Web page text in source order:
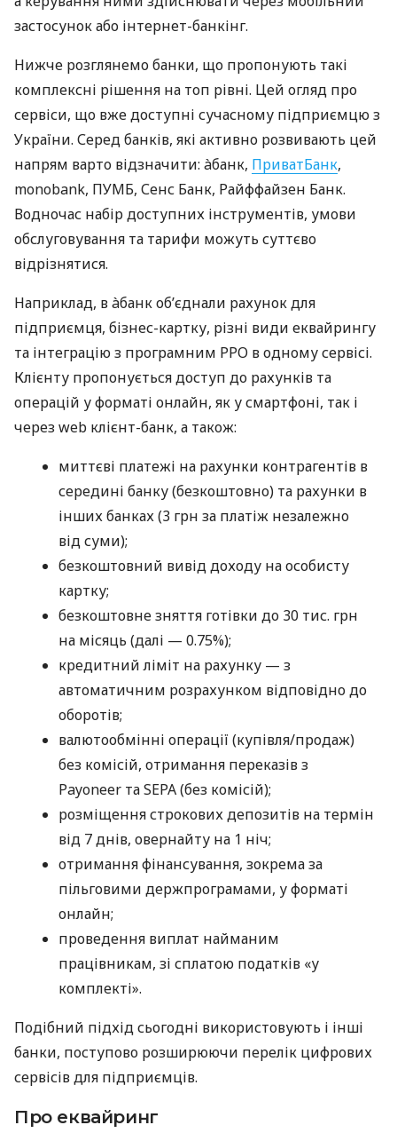
застосунок або інтернет-банкінг.
Нижче розглянемо банки, що пропонують такі
комплексні рішення на топ рівні. Цей огляд про
сервіси, що вже доступні сучасному підприємцю з
України. Серед банків, які активно розвивають цей
напрям варто відзначити: àбанк, ПриватБанк,
monobank, ПУМБ, Сенс Банк, Райффайзен Банк.
Водночас набір доступних інструментів, умови
обслуговування та тарифи можуть суттєво
відрізнятися.
Наприклад, в àбанк об’єднали рахунок для
підприємця, бізнес-картку, різні види еквайрингу
та інтеграцію з програмним РРО в одному сервісі.
Клієнту пропонується доступ до рахунків та
операцій у форматі онлайн, як у смартфоні, так і
через web клієнт-банк, а також:
миттєві платежі на рахунки контрагентів в
середині банку (безкоштовно) та рахунки в
інших банках (3 грн за платіж незалежно
від суми);
безкоштовний вивід доходу на особисту
картку;
безкоштовне зняття готівки до 30 тис. грн
на місяць (далі — 0.75%);
кредитний ліміт на рахунку — з
автоматичним розрахунком відповідно до
оборотів;
валютообмінні операції (купівля/продаж)
без комісій, отримання переказів з
Payoneer та SEPA (без комісій);
розміщення строкових депозитів на термін
від 7 днів, овернайту на 1 ніч;
отримання фінансування, зокрема за
пільговими держпрограмами, у форматі
онлайн;
проведення виплат найманим
працівникам, зі сплатою податків «у
комплекті».
Подібний підхід сьогодні використовують і інші
банки, поступово розширюючи перелік цифрових
сервісів для підприємців.
Про еквайринг